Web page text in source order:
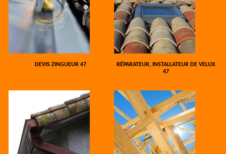
DEVIS ZINGUEUR 47
RÉPARATEUR, INSTALLATEUR DE VELUX
47